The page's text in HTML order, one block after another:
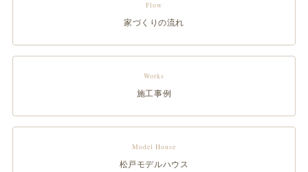
Flow
家づくりの流れ
Works
施工事例
Model House
松戸モデルハウス